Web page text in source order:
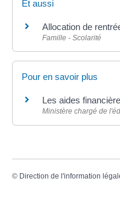
Et aussi
Allocation de
Famille - Scolarité
Pour en savoir plus
Les aides
Ministère chargé de
© Direction de l'information